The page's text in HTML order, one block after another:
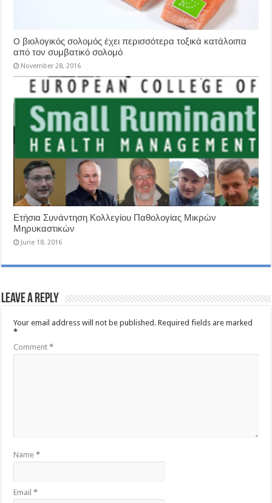
O βιολογικός σολομός έχει περισσότερα τοξικά κατάλοιπα
από τον συμβατικό σολομό
November 28, 2016
Ετήσια Συνάντηση Κολλεγίου Παθολογίας Μικρών
Μηρυκαστικών
June 18, 2016
Leave a Reply
Your email address will not be published. Required fields are marked
*
Comment*
Name*
Email*